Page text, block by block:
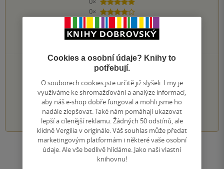
5 hvězdiček
0×
4 hvězdičky
0×
2 hvězdičky
0×
1 hvezdička
PŘIDEJTE SVÉ HODNOCENÍ KNIHY
Hodnocení našich knihkupců: 0.0 z 5
1 2 3 4 5
Zobrazit všechna hodnocení
Cookies a osobní údaje? Knihy to
potřebují.
O souborech cookies jste určitě již slyšeli. I my je
využíváme ke shromažďování a analýze informací,
aby náš e-shop dobře fungoval a mohli jsme ho
nadále zlepšovat. Také nám pomáhají ukazovat
lepší a cílenější reklamu. Žádných 50 odstínů, ale
klidně Vergilia v originále. Váš souhlas může předat
marketingovým platformám i některé vaše osobní
údaje. Ale vše bedlivě hlídáme. Jako naši vlastní
knihovnu!